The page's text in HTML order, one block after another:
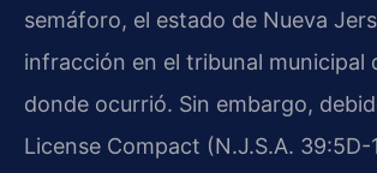
semáforo, el estado de Nueva
infracción en el tribunal municipal
donde ocurrió. Sin embargo,
License Compact (N.J.S.A. 39:5D-